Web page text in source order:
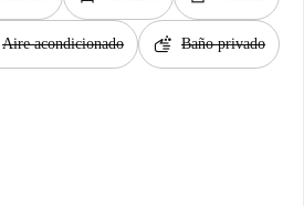
Aire acondicionado soap Baño privado